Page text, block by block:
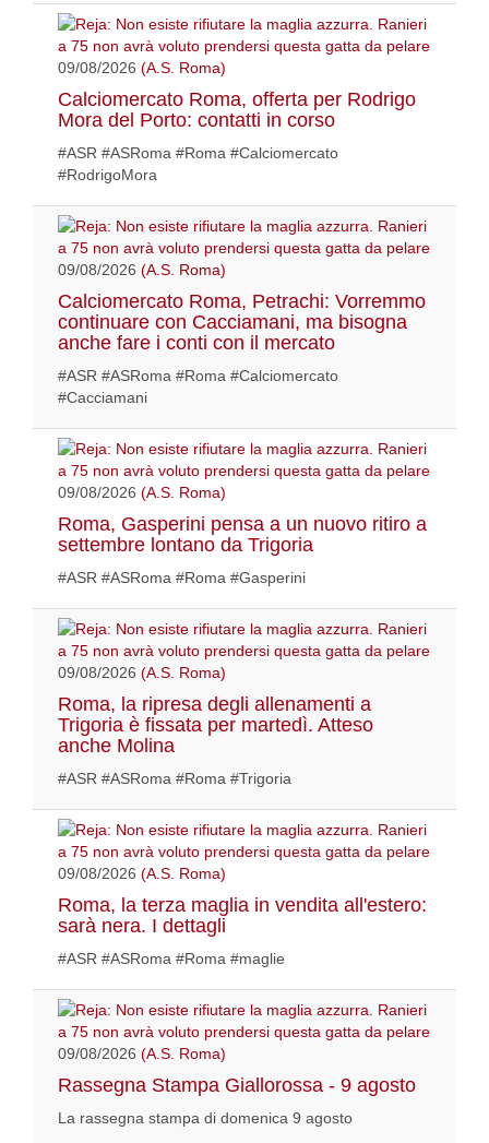
09/08/2026 (A.S. Roma)
Calciomercato Roma, offerta per Rodrigo
Mora del Porto: contatti in corso
#ASR #ASRoma #Roma #Calciomercato
#RodrigoMora
09/08/2026 (A.S. Roma)
Calciomercato Roma, Petrachi: Vorremmo
continuare con Cacciamani, ma bisogna
anche fare i conti con il mercato
#ASR #ASRoma #Roma #Calciomercato
#Cacciamani
09/08/2026 (A.S. Roma)
Roma, Gasperini pensa a un nuovo ritiro a
settembre lontano da Trigoria
#ASR #ASRoma #Roma #Gasperini
09/08/2026 (A.S. Roma)
Roma, la ripresa degli allenamenti a
Trigoria è fissata per martedì. Atteso
anche Molina
#ASR #ASRoma #Roma #Trigoria
09/08/2026 (A.S. Roma)
Roma, la terza maglia in vendita all'estero:
sarà nera. I dettagli
#ASR #ASRoma #Roma #maglie
09/08/2026 (A.S. Roma)
Rassegna Stampa Giallorossa - 9 agosto
La rassegna stampa di domenica 9 agosto